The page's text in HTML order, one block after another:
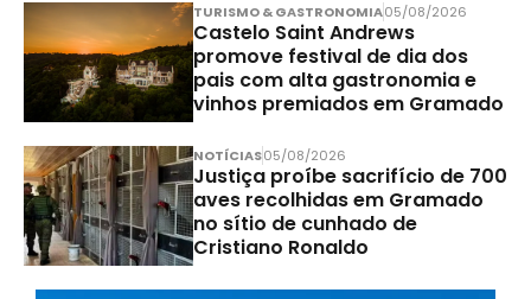
TURISMO & GASTRONOMIA05/08/2026
Castelo Saint Andrews
promove festival de dia dos
pais com alta gastronomia e
vinhos premiados em Gramado
NOTÍCIAS05/08/2026
Justiça proíbe sacrifício de 700
aves recolhidas em Gramado
no sítio de cunhado de
Cristiano Ronaldo